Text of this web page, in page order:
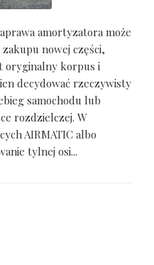
amortyzatora może
nowej części,
oryginalny korpus i
decydować rzeczywisty
samochodu lub
rozdzielczej. W
AIRMATIC albo
tylnej osi...